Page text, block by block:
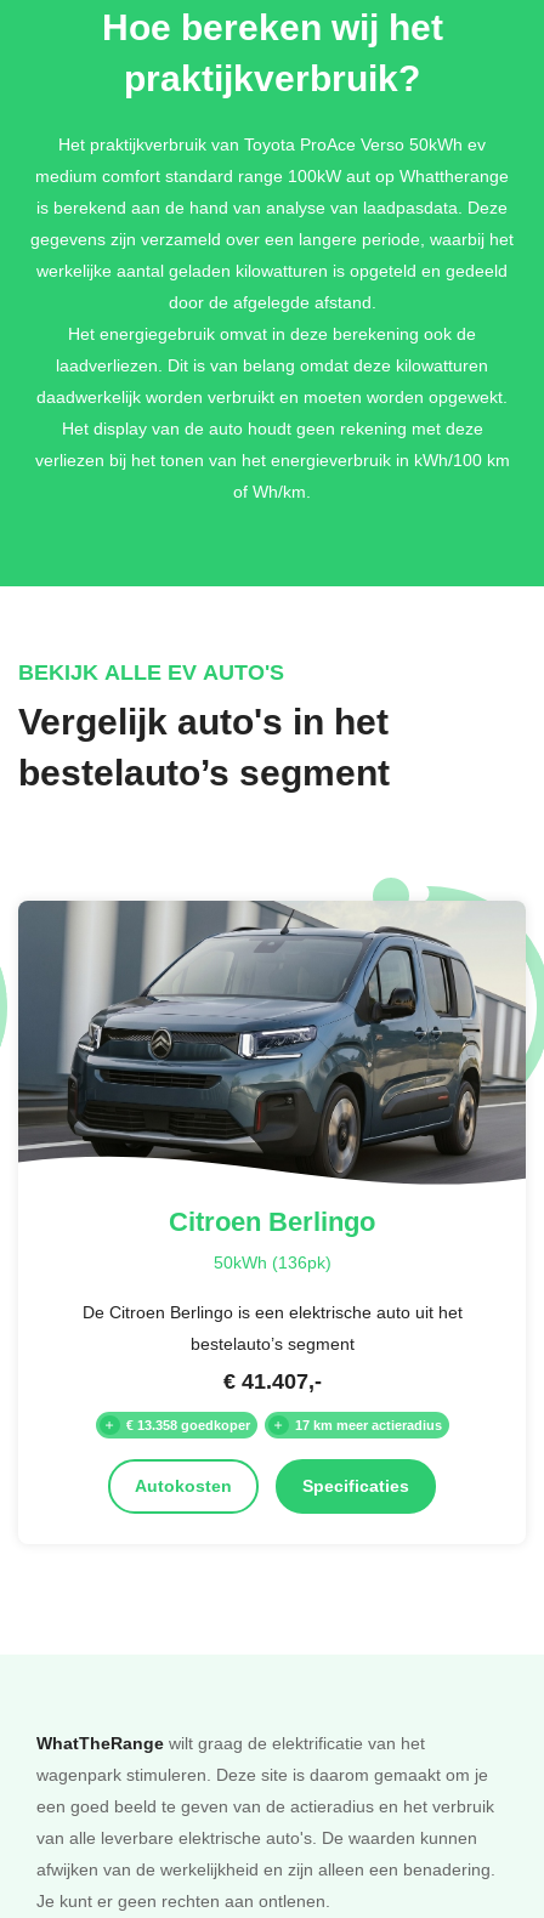
€ 665,-
Hoe bereken wij het
praktijkverbruik?
Het praktijkverbruik van Toyota ProAce Verso 50kWh ev
medium comfort standard range 100kW aut op Whattherange
is berekend aan de hand van analyse van laadpasdata. Deze
gegevens zijn verzameld over een langere periode, waarbij het
werkelijke aantal geladen kilowatturen is opgeteld en gedeeld
door de afgelegde afstand.
Het energiegebruik omvat in deze berekening ook de
laadverliezen. Dit is van belang omdat deze kilowatturen
daadwerkelijk worden verbruikt en moeten worden opgewekt.
Het display van de auto houdt geen rekening met deze
verliezen bij het tonen van het energieverbruik in kWh/100 km
of Wh/km.
BEKIJK ALLE EV AUTO'S
Vergelijk auto's in het
bestelauto’s segment
Citroen Berlingo
50kWh (136pk)
De Citroen Berlingo is een elektrische auto uit het
bestelauto’s segment
€ 41.407,-
€ 13.358 goedkoper 17 km meer actieradius
Autokosten Specificaties
WhatTheRange wilt graag de elektrificatie van het
wagenpark stimuleren. Deze site is daarom gemaakt om je
een goed beeld te geven van de actieradius en het verbruik
van alle leverbare elektrische auto's. De waarden kunnen
afwijken van de werkelijkheid en zijn alleen een benadering.
Je kunt er geen rechten aan ontlenen.